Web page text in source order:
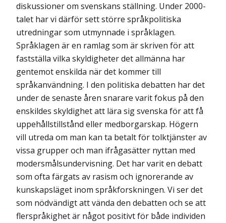
diskussioner om svenskans ställning. Under 2000-
talet har vi därför sett större språkpolitiska
utredningar som utmynnade i språklagen.
Språklagen är en ramlag som är skriven för att
fastställa vilka skyldigheter det allmänna har
gentemot enskilda när det kommer till
språkanvändning. I den politiska debatten har det
under de senaste åren snarare varit fokus på den
enskildes skyldighet att lära sig svenska för att få
uppehållstillstånd eller medborgarskap. Högern
vill utreda om man kan ta betalt för tolktjänster av
vissa grupper och man ifrågasätter nyttan med
modersmålsundervisning. Det har varit en debatt
som ofta färgats av rasism och ignorerande av
kunskapsläget inom språkforskningen. Vi ser det
som nödvändigt att vända den debatten och se att
flerspråkighet är något positivt för både individen